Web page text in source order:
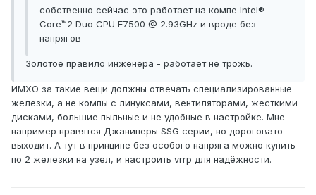
собственно сейчас это работает на компе Intel®
Core™2 Duo CPU E7500 @ 2.93GHz и вроде без
напрягов
Золотое правило инженера - работает не трожь.
ИМХО за такие вещи должны отвечать специализированные
железки, а не компы с линуксами, вентиляторами, жесткими
дисками, большие пыльные и не удобные в настройке. Мне
например нравятся Джаниперы SSG серии, но дороговато
выходит. А тут в принципе без особого напряга можно купить
по 2 железки на узел, и настроить vrrp для надёжности.